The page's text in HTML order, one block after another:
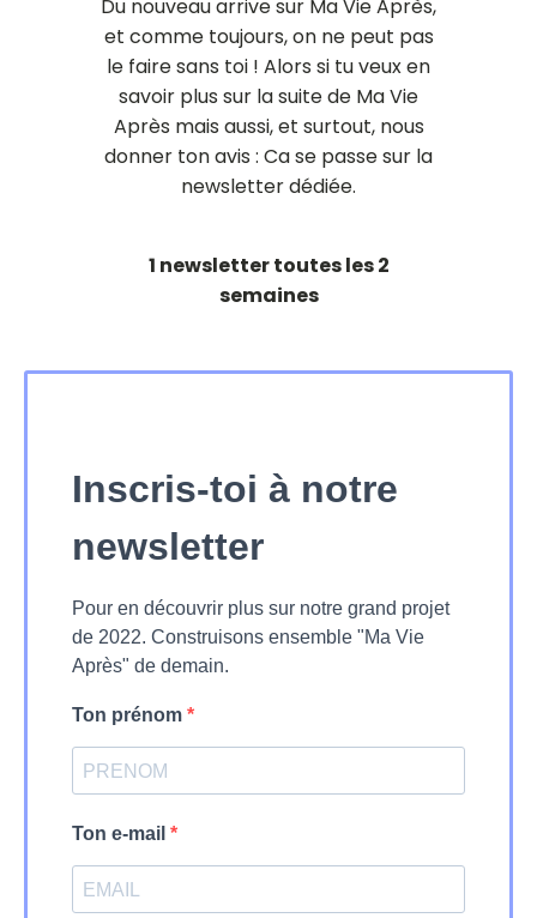
Du nouveau arrive sur Ma Vie Après,
et comme toujours, on ne peut pas
le faire sans toi ! Alors si tu veux en
savoir plus sur la suite de Ma Vie
Après mais aussi, et surtout, nous
donner ton avis : Ca se passe sur la
newsletter dédiée.
1 newsletter toutes les 2
semaines
Inscris-toi à notre
newsletter
Pour en découvrir plus sur notre grand projet
de 2022. Construisons ensemble "Ma Vie
Après" de demain.
Ton prénom
Ton e-mail